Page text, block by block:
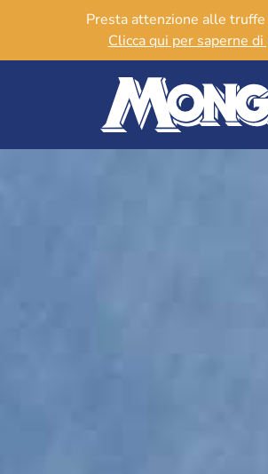
Presta attenzione alle
Clicca qui per saperne di